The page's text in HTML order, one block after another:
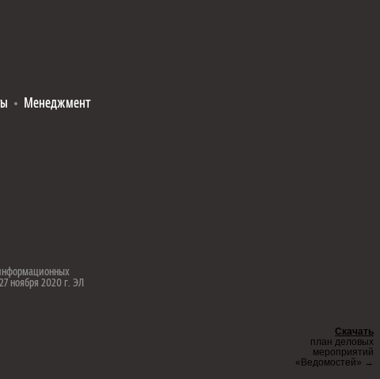
Скачать
план деловых
мероприятий
«Ведомостей» →
Менеджмент
ноября 2020 г. ЭЛ